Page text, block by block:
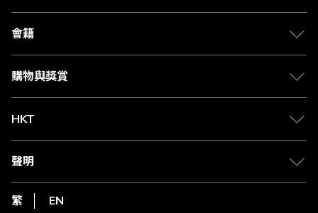
關於 The Club
合作夥伴
媒體中心
會籍
會籍及專屬禮遇
賺取積分
購物與獎賞
物流與配送
Club Shopping 商品領取站
常見問題
HKT
csl.
1010
HKT
聲明
私隱聲明
使用條款
繁 EN